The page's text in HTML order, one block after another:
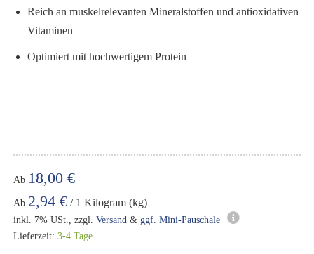
Ab 18,00 €
Ab 2,94 € / 1 Kilogram (kg)
inkl. 7% USt., zzgl.Versand &ggf. Mini-Pauschale
Lieferzeit:3-4 Tage
Reich an muskelrelevanten Mineralstoffen und antioxidativen
Vitaminen
Optimiert mit hochwertigem Protein